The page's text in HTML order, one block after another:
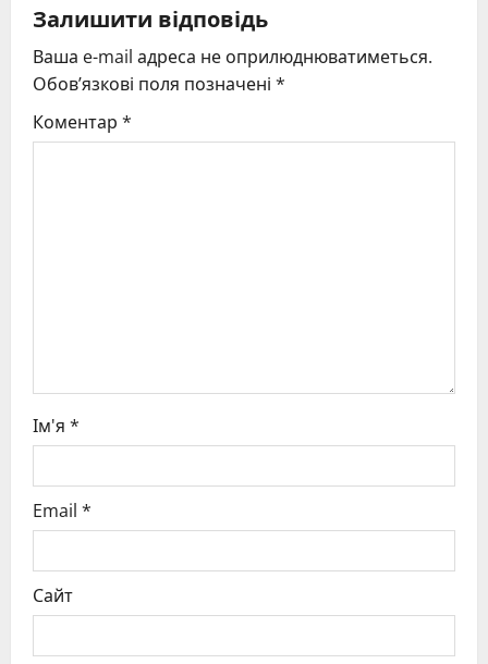
v
i
g
Залишити відповідь
Ваша e-mail адреса не оприлюднюватиметься.
Обов’язкові поля позначені *
Коментар *
Ім'я *
Email *
Сайт